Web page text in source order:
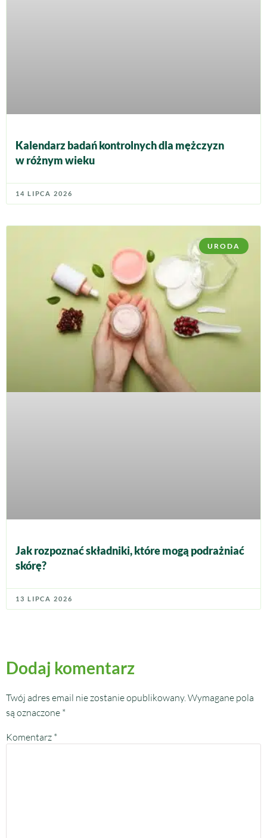
Kalendarz badań kontrolnych dla mężczyzn
w różnym wieku
14 LIPCA 2026
URODA
Jak rozpoznać składniki, które mogą podrażniać
skórę?
13 LIPCA 2026
Dodaj komentarz
Twój adres email nie zostanie opublikowany. Wymagane pola
są oznaczone *
Komentarz *